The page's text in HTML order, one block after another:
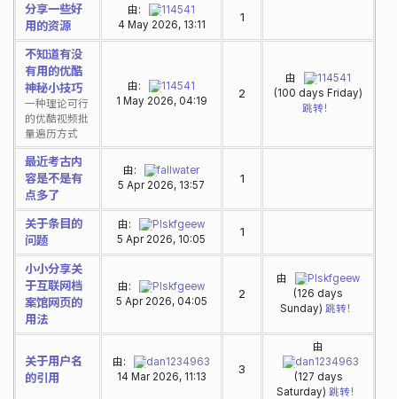
分享一些好
用的资源
由:
114541
4 May 2026, 13:11
1
不知道有没
有用的优酷
神秘小技巧
一种理论可行
的优酷视频批
量遍历方式
由:
114541
1 May 2026, 04:19
2
由
114541
(100 days Friday)
跳转！
最近考古内
容是不是有
点多了
由:
fallwater
5 Apr 2026, 13:57
1
关于条目的
问题
由:
Plskfgeew
5 Apr 2026, 10:05
1
小小分享关
于互联网档
案馆网页的
用法
由:
Plskfgeew
5 Apr 2026, 04:05
2
由
Plskfgeew
(126 days
Sunday) 跳转！
关于用户名
的引用
由:
dan1234963
14 Mar 2026, 11:13
3
由
dan1234963
(127 days
Saturday) 跳转！